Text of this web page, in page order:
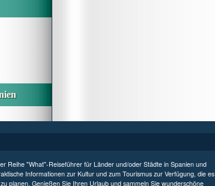
Reihe "What"-Reiseführer für Länder und/oder Städte in Spanien und
Informationen zur Kultur und zum Tourismus zur Verfügung, die es
planen. Genießen Sie Ihren Urlaub und sammeln Sie wunderschöne